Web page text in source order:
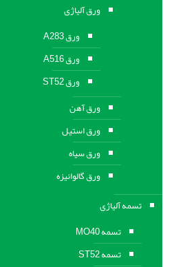
ورق آلیاژی
ورق A283
ورق A516
ورق ST52
ورق آهن
ورق استیل
ورق سیاه
ورق گالوانیزه
تسمه آلیاژی
تسمه MO40
تسمه ST52